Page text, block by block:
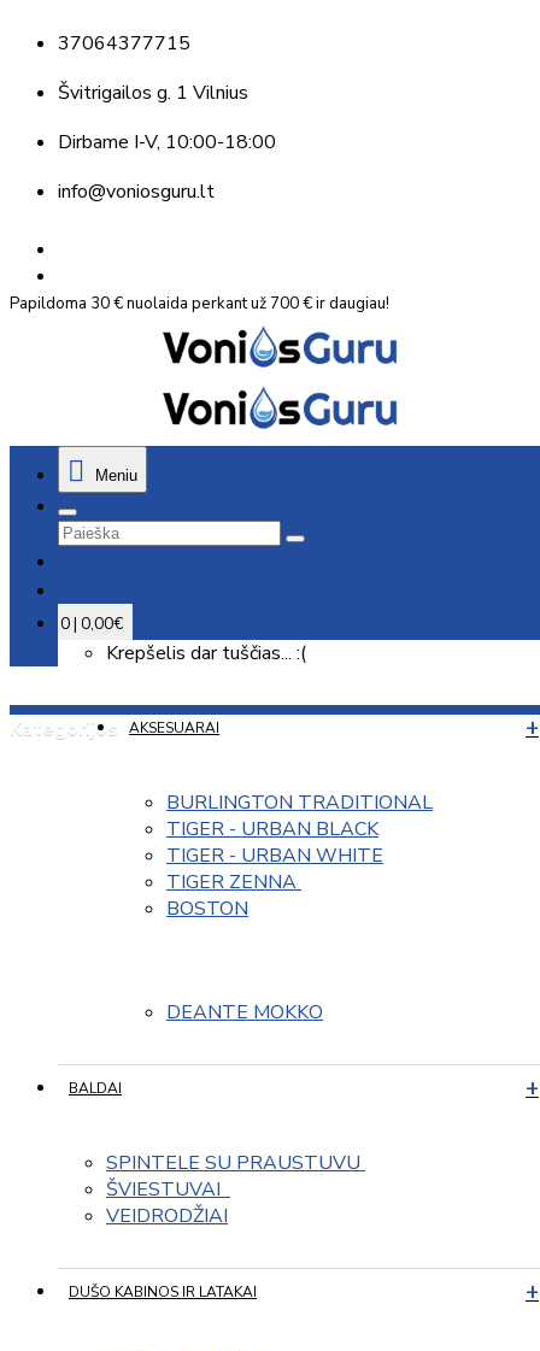
37064377715
Švitrigailos g. 1 Vilnius
Dirbame I-V, 10:00-18:00
info@voniosguru.lt
Papildoma 30 € nuolaida perkant už 700 € ir daugiau!
Meniu
0 | 0,00€
Krepšelis dar tuščias... :(
Kategorijos AKSESUARAI
BURLINGTON TRADITIONAL
TIGER - URBAN BLACK
TIGER - URBAN WHITE
TIGER ZENNA
BOSTON
DEANTE MOKKO
BALDAI
SPINTELE SU PRAUSTUVU
ŠVIESTUVAI
VEIDRODŽIAI
DUŠO KABINOS IR LATAKAI